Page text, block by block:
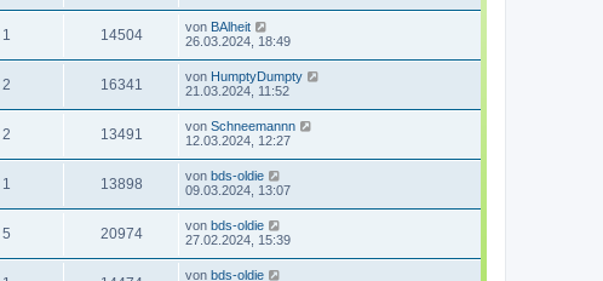
1 14504 von BAlheit
26.03.2024, 18:49
2 16341 von HumptyDumpty
21.03.2024, 11:52
2 13491 von Schneemannn
12.03.2024, 12:27
1 13898 von bds-oldie
09.03.2024, 13:07
5 20974 von bds-oldie
27.02.2024, 15:39
von bds-oldie